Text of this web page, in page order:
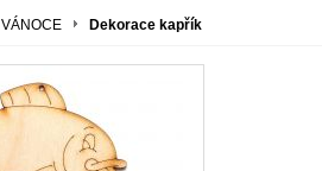
VÁNOCE Dekorace kapřík